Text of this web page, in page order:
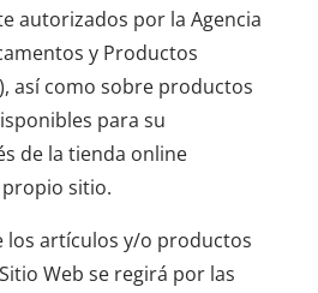
autorizados por la Agencia
y Productos
así como sobre productos
para su
de la tienda online
propio sitio.
los artículos y/o productos
Web se regirá por las